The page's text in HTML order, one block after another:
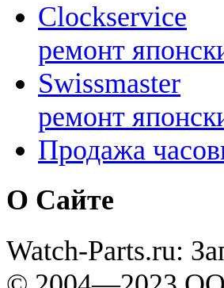
Clockservice
ремонт
Swissmaster
ремонт
Продажа
О Сайте
Watch-Parts.ru: